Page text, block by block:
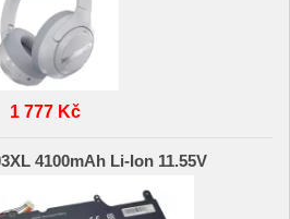
1 777 Kč
4100mAh Li-Ion 11.55V